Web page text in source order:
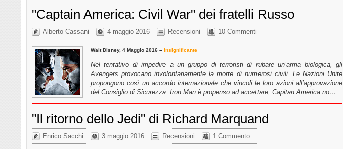
"Captain America: Civil War" dei fratelli Russo
Alberto Cassani 4 maggio 2016 Recensioni 10 Commenti
Walt Disney, 4 Maggio 2016 – Insignificante
Nel tentativo di impedire a un gruppo di terroristi di rubare un’arma biologica, gli
Avengers provocano involontariamente la morte di numerosi civili. Le Nazioni Unite
propongono così un accordo internazionale che vincoli le loro azioni all’approvazione
del Consiglio di Sicurezza. Iron Man è propenso ad accettare, Capitan America no…
"Il ritorno dello Jedi" di Richard Marquand
Enrico Sacchi 3 maggio 2016 Recensioni 1 Commento